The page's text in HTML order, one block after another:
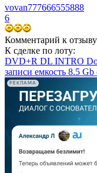
vovan777666555888
6
Комментарий к
К сделке по лоту:
DVD+R DL INTRO
записи емкость 8.5
РЕКЛАМА